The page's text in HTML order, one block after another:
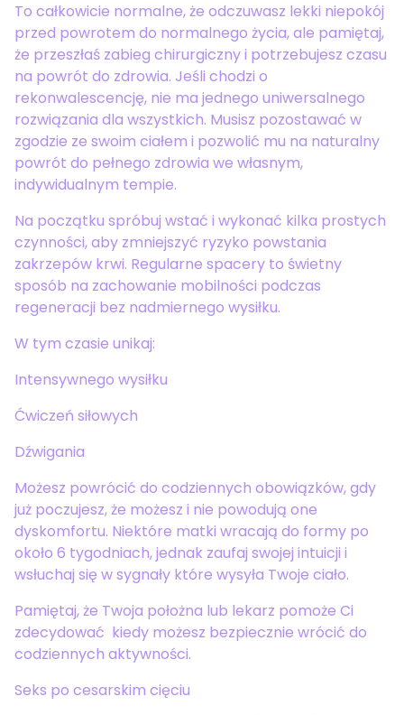
To całkowicie normalne, że odczuwasz lekki niepokój
przed powrotem do normalnego życia, ale pamiętaj,
że przeszłaś zabieg chirurgiczny i potrzebujesz czasu
na powrót do zdrowia. Jeśli chodzi o
rekonwalescencję, nie ma jednego uniwersalnego
rozwiązania dla wszystkich. Musisz pozostawać w
zgodzie ze swoim ciałem i pozwolić mu na naturalny
powrót do pełnego zdrowia we własnym,
indywidualnym tempie.
Na początku spróbuj wstać i wykonać kilka prostych
czynności, aby zmniejszyć ryzyko powstania
zakrzepów krwi. Regularne spacery to świetny
sposób na zachowanie mobilności podczas
regeneracji bez nadmiernego wysiłku.
W tym czasie unikaj:
Intensywnego wysiłku
Ćwiczeń siłowych
Dźwigania
Możesz powrócić do codziennych obowiązków, gdy
już poczujesz, że możesz i nie powodują one
dyskomfortu. Niektóre matki wracają do formy po
około 6 tygodniach, jednak zaufaj swojej intuicji i
wsłuchaj się w sygnały które wysyła Twoje ciało.
Pamiętaj, że Twoja położna lub lekarz pomoże Ci
zdecydować kiedy możesz bezpiecznie wrócić do
codziennych aktywności.
Seks po cesarskim cięciu